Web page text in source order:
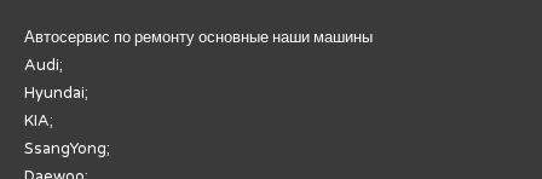
Автосервис по ремонту основные наши машины
Audi;
Hyundai;
KIA;
SsangYong;